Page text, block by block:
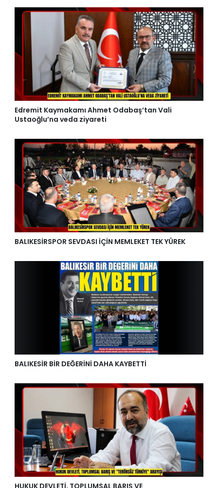
Edremit Kaymakamı Ahmet Odabaş’tan Vali
Ustaoğlu’na veda ziyareti
BALIKESİRSPOR SEVDASI İÇİN MEMLEKET TEK YÜREK
BALIKESİR BİR DEĞERİNİ DAHA KAYBETTİ
HUKUK DEVLETİ, TOPLUMSAL BARIŞ VE